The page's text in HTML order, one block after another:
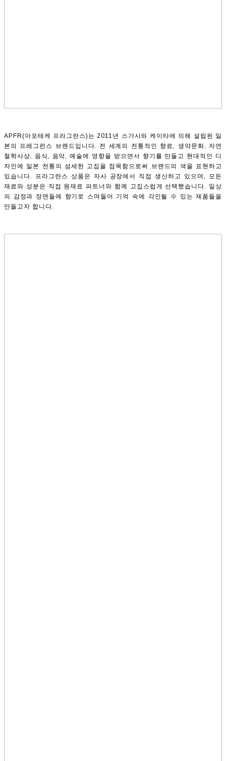
APFR(아포테케 프라그란스)는 2011년 스가사와 케이타에 의해 설립된 일
본의 프레그런스 브랜드입니다. 전 세계의 전통적인 향료, 생약문화, 자연
철학사상, 음식, 음악, 예술에 영향을 받으면서 향기를 만들고 현대적인 디
자인에 일본 전통의 섬세한 고집을 접목함으로써 브랜드의 색을 표현하고
있습니다. 프라그란스 상품은 자사 공장에서 직접 생산하고 있으며, 모든
재료와 성분은 직접 원재료 파트너와 함께 고집스럽게 선택했습니다. 일상
의 감정과 장면들에 향기로 스며들어 기억 속에 각인될 수 있는 제품들을
만들고자 합니다.